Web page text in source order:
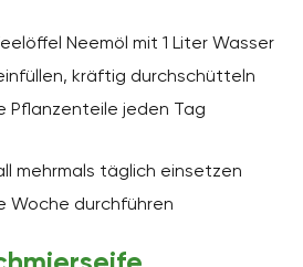
Neemöl mit 1 Liter Wasser
kräftig durchschütteln
Pflanzenteile jeden Tag
mehrmals täglich einsetzen
Woche durchführen